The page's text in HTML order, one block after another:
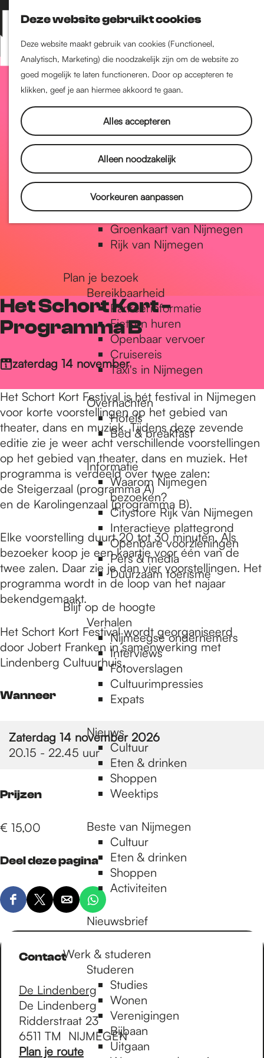
Deze website gebruikt cookies
Deze website maakt gebruik van cookies (Functioneel,
Analytisch, Marketing) die noodzakelijk zijn om de website zo
goed mogelijk te laten functioneren. Door op accepteren te
klikken, geef je aan hiermee akkoord te gaan.
Alles accepteren
Alleen noodzakelijk
Voorkeuren aanpassen
Z
o
e
k
e
K
a
a
r
t
M
e
n
Nijmegen-Nieuw-West
Nijmegen-Oud-West
Dukenburg
Lindenholt
Historie
De oudste stad van
Nederland
Historische tijdlijn
Romeinse Limes
Vrede van Nijmegen Penning
Natuur in Nijmegen
Groenkaart van Nijmegen
Rijk van Nijmegen
Plan je bezoek
Bereikbaarheid
Parkeerinformatie
Fietsen huren
Openbaar vervoer
Cruisereis
Taxi's in Nijmegen
Overnachten
Hotels
Bed & breakfast
Informatie
Waarom Nijmegen
bezoeken?
Citystore Rijk van Nijmegen
Interactieve plattegrond
Openbare voorzieningen
Pers & media
Duurzaam toerisme
Blijf op de hoogte
Verhalen
Nijmeegse ondernemers
Interviews
Fotoverslagen
Cultuurimpressies
Expats
Nieuws
Cultuur
Eten & drinken
Shoppen
Weektips
Beste van Nijmegen
Cultuur
Eten & drinken
Shoppen
Activiteiten
Nieuwsbrief
Werk & studeren
Studeren
Studies
Wonen
Verenigingen
Bijbaan
Uitgaan
Het Schort Kort -
Programma B
zaterdag 14 november
Het Schort Kort Festival is hét festival in Nijmegen
voor korte voorstellingen op het gebied van
theater, dans en muziek. Tijdens deze zevende
editie zie je weer acht verschillende voorstellingen
op het gebied van theater, dans en muziek. Het
programma is verdeeld over twee zalen:
de Steigerzaal (programma A)
en de Karolingenzaal (programma B).
Elke voorstelling duurt 20 tot 30 minuten. Als
bezoeker koop je een kaartje voor één van de
twee zalen. Daar zie je dan vier voorstellingen. Het
programma wordt in de loop van het najaar
bekendgemaakt.
Het Schort Kort Festival wordt georganiseerd
door Jobert Franken in samenwerking met
Lindenberg Cultuurhuis.
Wanneer
Zaterdag 14 november 2026
20.15 - 22.45 uur
Prijzen
€ 15,00
Deel deze pagina
D
e
D
e
l
e
z
e
p
a
D
e
l
z
e
p
a
D
e
e
d
z
e
p
a
Contact
De Lindenberg
De Lindenberg
Ridderstraat 23
6511 TM NIJMEGEN
Plan je routen